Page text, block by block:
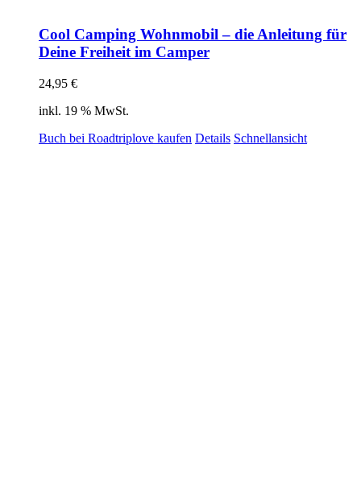
Cool Camping Wohnmobil – die Anleitung für
Deine Freiheit im Camper
24,95 €
inkl. 19 % MwSt.
Buch bei Roadtriplove kaufen Details Schnellansicht